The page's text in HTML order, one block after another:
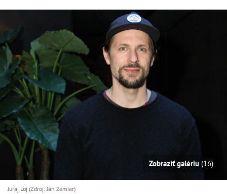
Zobraziť galériu (16)
Juraj Loj (Zdroj: Ján Zemiar)